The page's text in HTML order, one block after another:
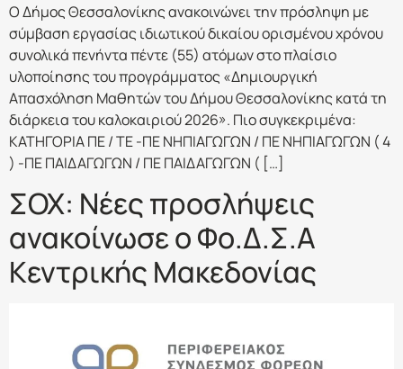
Ο Δήμος Θεσσαλονίκης ανακοινώνει την πρόσληψη με
σύμβαση εργασίας ιδιωτικού δικαίου ορισμένου χρόνου
συνολικά πενήντα πέντε (55) ατόμων στο πλαίσιο
υλοποίησης του προγράμματος «Δημιουργική
Απασχόληση Μαθητών του Δήμου Θεσσαλονίκης κατά τη
διάρκεια του καλοκαιριού 2026». Πιο συγκεκριμένα:
ΚΑΤΗΓΟΡΙΑ ΠΕ / ΤΕ -ΠΕ ΝΗΠΙΑΓΩΓΩΝ / ΠΕ ΝΗΠΙΑΓΩΓΩΝ ( 4
) -ΠΕ ΠΑΙΔΑΓΩΓΩΝ / ΠΕ ΠΑΙΔΑΓΩΓΩΝ ( […]
ΣΟΧ: Νέες προσλήψεις
ανακοίνωσε ο Φο.Δ.Σ.Α
Κεντρικής Μακεδονίας